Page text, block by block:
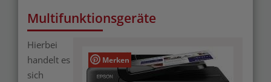
Multifunktionsgeräte
Merken
Hierbei
handelt es
sich